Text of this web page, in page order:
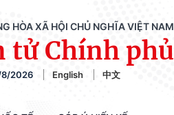
HÒA XÃ HỘI CHỦ NGHĨA VIỆT NAM
tử Chính phủ
2026 English 中文